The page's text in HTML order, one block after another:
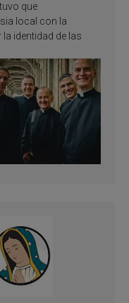
que
local con la
identidad de las